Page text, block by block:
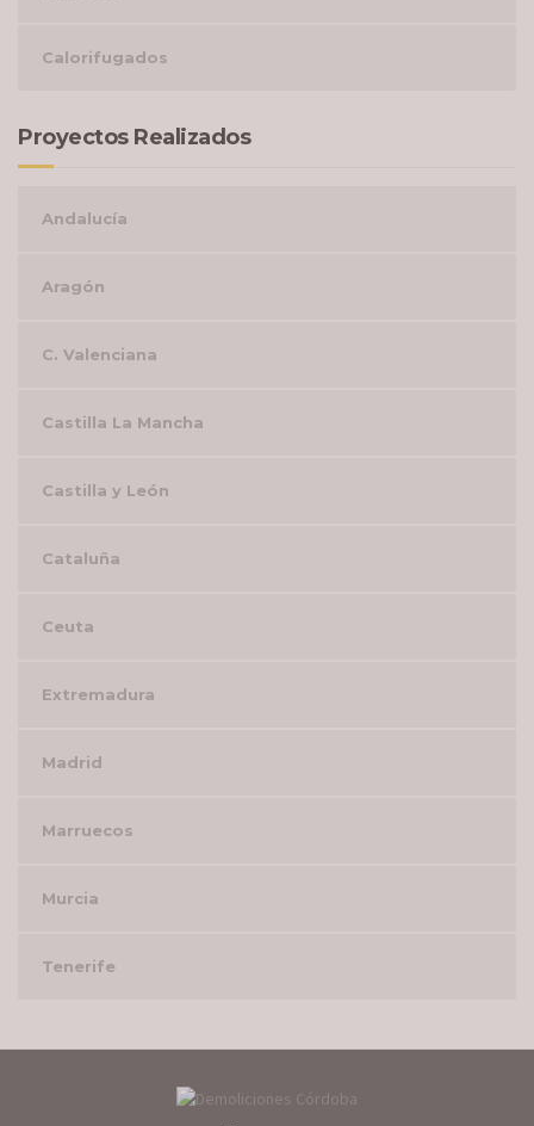
Calorifugados
Proyectos Realizados
Andalucía
Aragón
C. Valenciana
Castilla La Mancha
Castilla y León
Cataluña
Ceuta
Extremadura
Madrid
Marruecos
Murcia
Tenerife